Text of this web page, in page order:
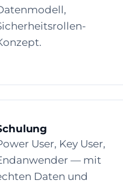
User, Key User,
— mit
Daten und